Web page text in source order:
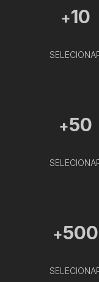
+10
+50
+500